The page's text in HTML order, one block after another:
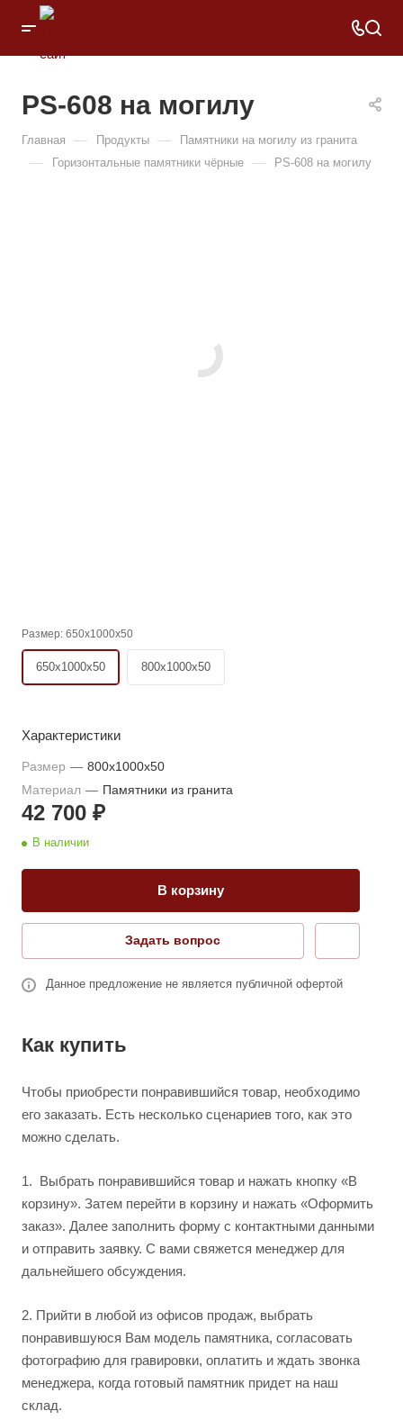
PS-608 на могилу
Главная — Продукты — Памятники на могилу из гранита
— Горизонтальные памятники чёрные — PS-608 на могилу
Размер: 650х1000х50
650х1000х50 800х1000х50
Характеристики
Размер — 800x1000x50
Материал — Памятники из гранита
42 700 ₽
В наличии
В корзину
Задать вопрос
Данное предложение не является публичной офертой
Как купить
Чтобы приобрести понравившийся товар, необходимо
его заказать. Есть несколько сценариев того, как это
можно сделать.
1. Выбрать понравившийся товар и нажать кнопку «В
корзину». Затем перейти в корзину и нажать «Оформить
заказ». Далее заполнить форму с контактными данными
и отправить заявку. С вами свяжется менеджер для
дальнейшего обсуждения.
2. Прийти в любой из офисов продаж, выбрать
понравившуюся Вам модель памятника, согласовать
фотографию для гравировки, оплатить и ждать звонка
менеджера, когда готовый памятник придет на наш
склад.